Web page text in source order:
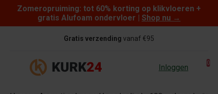
Skip to content
Zomeropruiming: tot 60% korting op klikvloeren +
gratis Alufoam ondervloer | Shop nu →
Gratis verzending vanaf €95
Inloggen 0